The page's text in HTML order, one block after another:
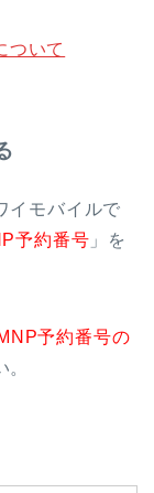
ついて
イモバイルで
予約番号 」を
予約番号の